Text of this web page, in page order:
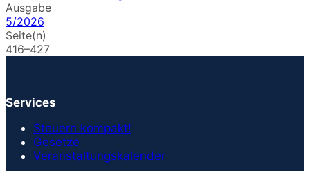
Ausgabe
5/2026
Seite(n)
416–427
Services
Steuern kompakt!
Gesetze
Veranstaltungskalender